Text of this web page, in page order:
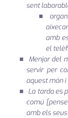
sent
amb
el
Menjar del
servir per
aquest món
La tarda es
comú
amb els